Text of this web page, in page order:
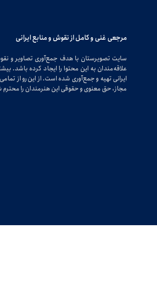
مرجعی غنی و کامل از نقوش و منابع ایرانی
سایت تصویرستان با هدف جمع‌آوری تصاویر و
علاقه‌مندان به این محتوا را ایجاد کرده باشد.
ایرانی تهیه و جمع‌آوری شده است. از این رو از
مجاز، حق معنوی و حقوقی این هنرمندان را محترم